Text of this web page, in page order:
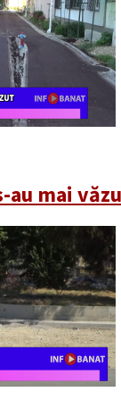
au mai